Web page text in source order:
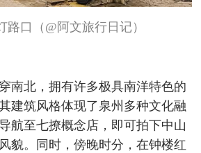
路口（@阿文旅行日记）
南北，拥有许多极具南洋特色的
建筑风格体现了泉州多种文化融
航至七撩概念店，即可拍下中山
貌。同时，傍晚时分，在钟楼红